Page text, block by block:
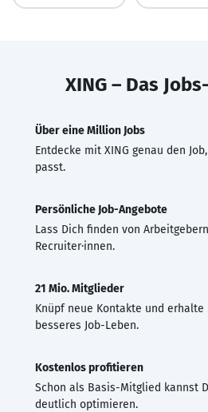
XING – Das
Über eine Million Jobs
Entdecke mit XING genau den
passt.
Persönliche Job-Angebote
Lass Dich finden von
Recruiter·innen.
21 Mio. Mitglieder
Knüpf neue Kontakte und
besseres Job-Leben.
Kostenlos profitieren
Schon als Basis-Mitglied kannst
deutlich optimieren.